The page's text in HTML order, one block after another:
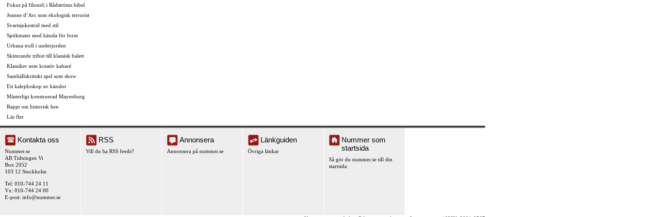
Fokus på filosofi i Rådströms bibel
Jeanne d’Arc som ekologisk terrorist
Svartsjukestrid med stil
Spökteater med känsla för form
Urbana troll i underjorden
Skimrande tribut till klassisk balett
Klassiker som kreativ kabaré
Samhällskritiskt spel som show
Ett kalejdoskop av känslor
Mästerligt konstruerad Mayenburg
Rappt om historisk hen
Läs fler
Kontakta oss
Nummer.se
AB Tidningen Vi
Box 2052
103 12 Stockholm
Tel: 010-744 24 11
Vx: 010-744 24 00
E-post: info@nummer.se
RSS
Vill du ha RSS feeds?
Annonsera
Annonsera på nummer.se
Länkguiden
Övriga länkar
Nummer som
startsida
Så gör du nummer.se till din
startsida